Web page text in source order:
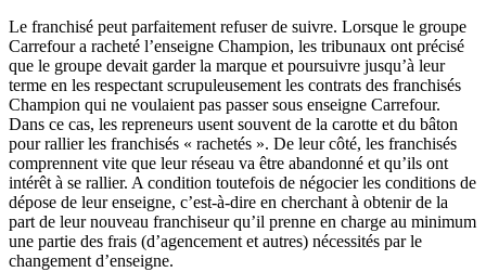
Le franchisé peut parfaitement refuser de suivre. Lorsque le groupe
Carrefour a racheté l’enseigne Champion, les tribunaux ont précisé
que le groupe devait garder la marque et poursuivre jusqu’à leur
terme en les respectant scrupuleusement les contrats des franchisés
Champion qui ne voulaient pas passer sous enseigne Carrefour.
Dans ce cas, les repreneurs usent souvent de la carotte et du bâton
pour rallier les franchisés « rachetés ». De leur côté, les franchisés
comprennent vite que leur réseau va être abandonné et qu’ils ont
intérêt à se rallier. A condition toutefois de négocier les conditions de
dépose de leur enseigne, c’est-à-dire en cherchant à obtenir de la
part de leur nouveau franchiseur qu’il prenne en charge au minimum
une partie des frais (d’agencement et autres) nécessités par le
changement d’enseigne.